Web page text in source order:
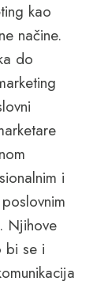
kao
načine.
do
i
Njihove
bi se i